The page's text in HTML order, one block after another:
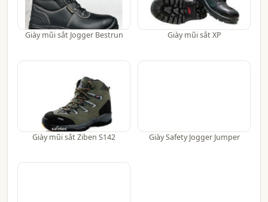
Giày mũi sắt Jogger Bestrun Giày mũi sắt XP
Giày mũi sắt Ziben S142 Giày Safety Jogger Jumper